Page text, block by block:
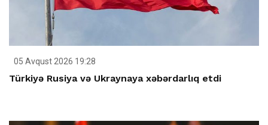
05 Avqust 2026 19:28
Türkiyə Rusiya və Ukraynaya xəbərdarlıq etdi